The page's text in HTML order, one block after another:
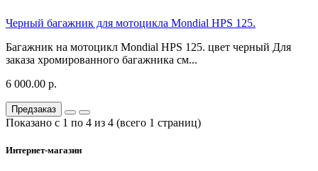
Черный багажник для мотоцикла Mondial HPS 125.
Багажник на мотоцикл Mondial HPS 125. цвет черный Для
заказа хромированного багажника см...
6 000.00 р.
Предзаказ
Показано с 1 по 4 из 4 (всего 1 страниц)
Интернет-магазин